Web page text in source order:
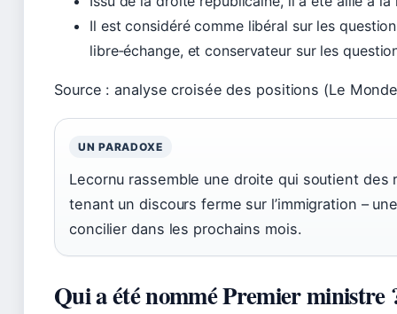
Il est considéré comme libéral sur les
libre‑échange, et conservateur sur les
Source : analyse croisée des positions (Le
UN PARADOXE
Lecornu rassemble une droite qui soutient
tenant un discours ferme sur l’immigration –
concilier dans les prochains mois.
Qui a été nommé Premier ministre